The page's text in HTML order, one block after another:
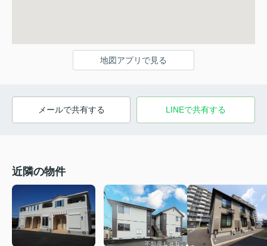
地図アプリで見る
メールで共有する LINEで共有する
近隣の物件